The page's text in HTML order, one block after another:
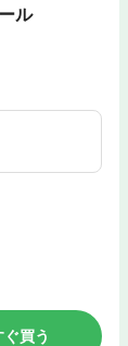
ル
買う